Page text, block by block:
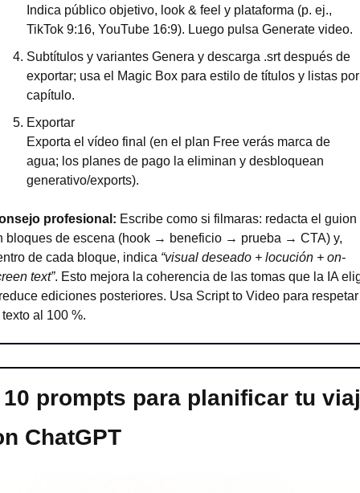
Indica público objetivo, look & feel y plataforma (p. ej.,
TikTok 9:16, YouTube 16:9). Luego pulsa Generate video.
Subtítulos y variantes Genera y descarga .srt después de
exportar; usa el Magic Box para estilo de títulos y listas por
capítulo.
Exportar
Exporta el vídeo final (en el plan Free verás marca de
agua; los planes de pago la eliminan y desbloquean
generativo/exports).
profesional: Escribe como si filmaras: redacta el guion
bloques de escena (hook → beneficio → prueba → CTA) y,
de cada bloque, indica “visual deseado + locución + on-
text”. Esto mejora la coherencia de las tomas que la IA
ediciones posteriores. Usa Script to Video para respetar
texto al 100 %.
prompts para planificar tu
ChatGPT